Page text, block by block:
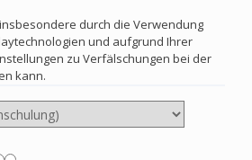
durch die Verwendung
und aufgrund Ihrer
zu Verfälschungen bei der
kann.